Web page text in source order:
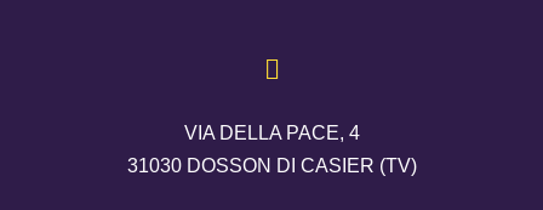
VIA DELLA PACE, 4
31030 DOSSON DI CASIER (TV)